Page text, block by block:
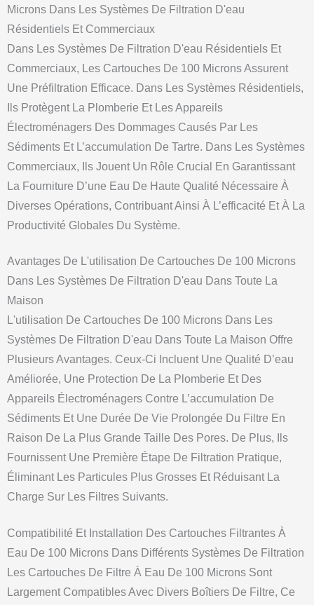
Microns Dans Les Systèmes De Filtration D'eau
Résidentiels Et Commerciaux
Dans Les Systèmes De Filtration D'eau Résidentiels Et
Commerciaux, Les Cartouches De 100 Microns Assurent
Une Préfiltration Efficace. Dans Les Systèmes Résidentiels,
Ils Protègent La Plomberie Et Les Appareils
Électroménagers Des Dommages Causés Par Les
Sédiments Et L’accumulation De Tartre. Dans Les Systèmes
Commerciaux, Ils Jouent Un Rôle Crucial En Garantissant
La Fourniture D’une Eau De Haute Qualité Nécessaire À
Diverses Opérations, Contribuant Ainsi À L’efficacité Et À La
Productivité Globales Du Système.
Avantages De L'utilisation De Cartouches De 100 Microns
Dans Les Systèmes De Filtration D'eau Dans Toute La
Maison
L'utilisation De Cartouches De 100 Microns Dans Les
Systèmes De Filtration D'eau Dans Toute La Maison Offre
Plusieurs Avantages. Ceux-Ci Incluent Une Qualité D’eau
Améliorée, Une Protection De La Plomberie Et Des
Appareils Électroménagers Contre L’accumulation De
Sédiments Et Une Durée De Vie Prolongée Du Filtre En
Raison De La Plus Grande Taille Des Pores. De Plus, Ils
Fournissent Une Première Étape De Filtration Pratique,
Éliminant Les Particules Plus Grosses Et Réduisant La
Charge Sur Les Filtres Suivants.
Compatibilité Et Installation Des Cartouches Filtrantes À
Eau De 100 Microns Dans Différents Systèmes De Filtration
Les Cartouches De Filtre À Eau De 100 Microns Sont
Largement Compatibles Avec Divers Boîtiers De Filtre, Ce